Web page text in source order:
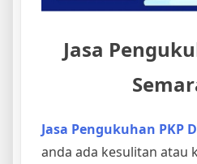
Jasa
Jasa Pengukuhan PKP
anda ada kesulitan atau